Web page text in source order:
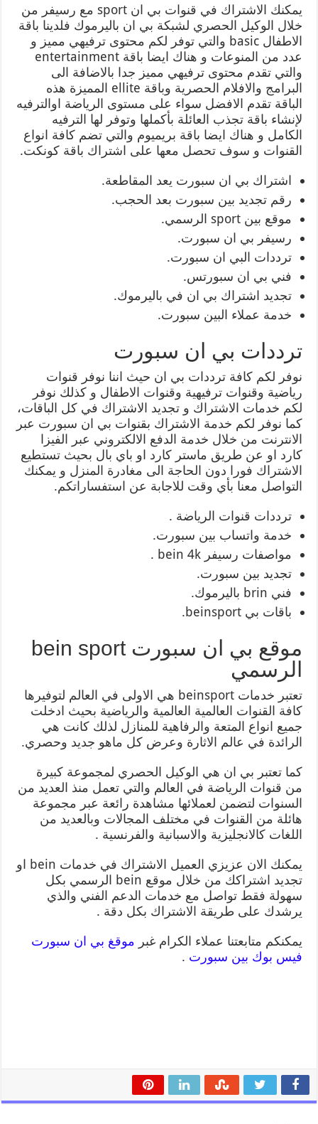
يمكنك الاشتراك في قنوات بي ان sport مع رسيفر من
خلال الوكيل الحصري لشبكة بي ان باليرموك فلدينا باقة
الاطفال basic والتي توفر لكم محتوى ترفيهي مميز و
عدد من المنوعات و هناك ايضا باقة entertainment
والتي تقدم محتوى ترفيهي مميز جدا بالاضافة الى
البرامج والافلام الحصرية وباقة ellite المميزة هذه
الباقة تقدم الافضل سواء على مستوى الرياضة اوالترفيه
لإنشاء باقة تجذب العائلة بأكملها وتوفر لها الترفيه
الكامل و هناك ايضا باقة بريميوم والتي تضم كافة انواع
القنوات و سوف تحصل معها على اشتراك باقة كونكت.
اشتراك بي ان سبورت يعد المقاطعة.
رقم تجديد بين سبورت بعد الحجب.
موقع بين sport الرسمي.
رسيفر بي ان سبورت.
ترددات البي ان سبورت.
فني بي ان سبورتس.
تجديد اشتراك بي ان في باليرموك.
خدمة عملاء البين سبورت.
ترددات بي ان سبورت
نوفر لكم كافة ترددات بي ان حيث اننا نوفر قنوات
رياضية وقنوات ترفيهية وقنوات الاطفال و كذلك نوفر
لكم خدمات الاشتراك و تجديد الاشتراك في كل الباقات،
كما نوفر لكم خدمة الاشتراك بقنوات بي ان سبورت عبر
الانترنت من خلال خدمة الدفع الالكتروني عبر الفيزا
كارد او عن طريق ماستر كارد او باي بال بحيث تستطيع
الاشتراك فورا دون الحاجة الى مغادرة المنزل و يمكنك
التواصل معنا بأي وقت للاجابة عن استفساراتكم.
ترددات قنوات الرياضة .
خدمة واتساب بين سبورت.
مواصفات رسيفر bein 4k .
تجديد بين سبورت.
فني brin باليرموك.
باقات بي beinsport.
موقع بي ان سبورت bein sport
الرسمي
تعتبر خدمات beinsport هي الاولى في العالم لتوفيرها
كافة القنوات العالمية العالمية والرياضية بحيث ادخلت
جميع انواع المتعة والرفاهية للمنازل لذلك كانت هي
الرائدة في عالم الاثارة وعرض كل ماهو جديد وحصري.
كما تعتبر بي ان هي الوكيل الحصري لمجموعة كبيرة
من قنوات الرياضة في العالم والتي تعمل منذ العديد من
السنوات لتضمن لعملائها مشاهدة رائعة عبر مجموعة
هائلة من القنوات في مختلف المجالات وبالعديد من
اللغات كالانجليزية والاسبانية والفرنسية .
يمكنك الان عزيزي العميل الاشتراك في خدمات bein او
تجديد اشتراكك من خلال موقع bein الرسمي بكل
سهولة فقط تواصل مع خدمات الدعم الفني والذي
يرشدك على طريقة الاشتراك بكل دقة .
يمكنكم متابعتنا عملاء الكرام غبر موقغ بي ان سبورت
فيس بوك بين سبورت .